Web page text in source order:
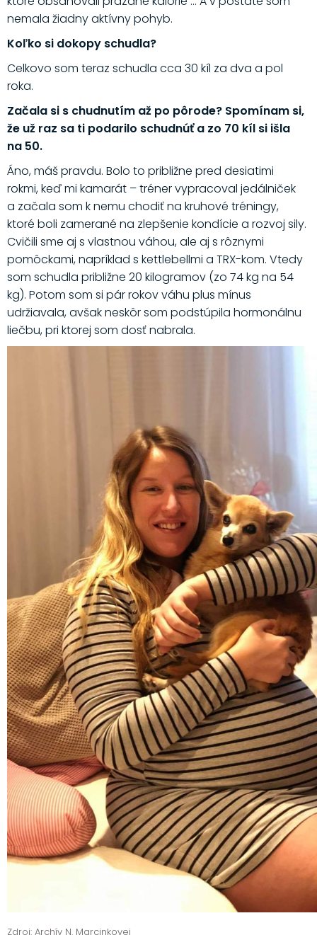
nemala žiadny aktívny pohyb.
Koľko si dokopy schudla?
Celkovo som teraz schudla cca 30 kíl za dva a pol
roka.
Začala si s chudnutím až po pôrode? Spomínam si,
že už raz sa ti podarilo schudnúť a zo 70 kíl si išla
na 50.
Áno, máš pravdu. Bolo to približne pred desiatimi
rokmi, keď mi kamarát – tréner vypracoval jedálniček
a začala som k nemu chodiť na kruhové tréningy,
ktoré boli zamerané na zlepšenie kondície a rozvoj sily.
Cvičili sme aj s vlastnou váhou, ale aj s rôznymi
pomôckami, napríklad s kettlebellmi a TRX-kom. Vtedy
som schudla približne 20 kilogramov (zo 74 kg na 54
kg). Potom som si pár rokov váhu plus mínus
udržiavala, avšak neskôr som podstúpila hormonálnu
liečbu, pri ktorej som dosť nabrala.
Zdroj: Archív N. Marcinkovej